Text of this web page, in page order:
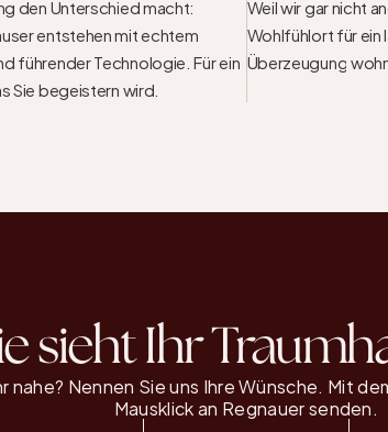
den Unterschied macht:
entstehen mit echtem
führender Technologie. Für ein
Sie begeistern wird.
Weil wir gar nicht
Wohlfühlort für ein
Überzeugung
sieht Ihr
nahe? Nennen Sie uns Ihre Wünsche. Mit
Mausklick an Regnauer senden.